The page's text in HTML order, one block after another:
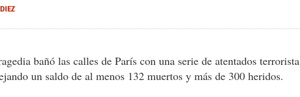
bañó las calles de París con una serie de atentados terrorista
un saldo de al menos 132 muertos y más de 300 heridos.